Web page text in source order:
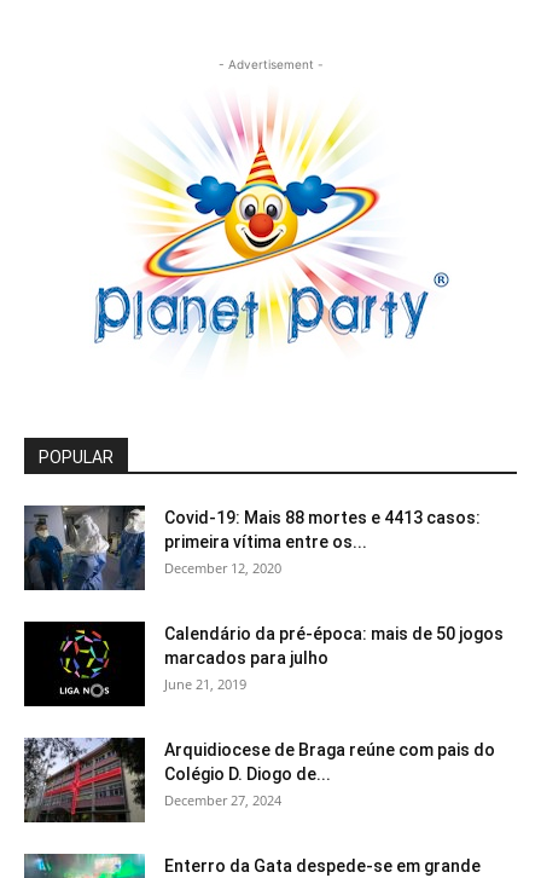
- Advertisement -
POPULAR
Covid-19: Mais 88 mortes e 4413 casos:
primeira vítima entre os...
December 12, 2020
Calendário da pré-época: mais de 50 jogos
marcados para julho
June 21, 2019
Arquidiocese de Braga reúne com pais do
Colégio D. Diogo de...
December 27, 2024
Enterro da Gata despede-se em grande